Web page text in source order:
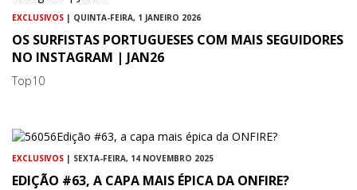
EXCLUSIVOS | QUINTA-FEIRA, 1 JANEIRO 2026
OS SURFISTAS PORTUGUESES COM MAIS SEGUIDORES
NO INSTAGRAM | JAN26
Top10
EXCLUSIVOS | SEXTA-FEIRA, 14 NOVEMBRO 2025
EDIÇÃO #63, A CAPA MAIS ÉPICA DA ONFIRE?